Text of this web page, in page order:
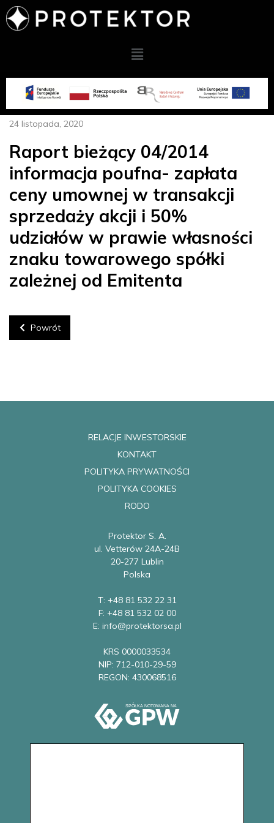
Powrót
24 listopada, 2020
Raport bieżący 04/2014
informacja poufna- zapłata
ceny umownej w transakcji
sprzedaży akcji i 50%
udziałów w prawie własności
znaku towarowego spółki
zależnej od Emitenta
RELACJE INWESTORSKIE
KONTAKT
POLITYKA PRYWATNOŚCI
POLITYKA COOKIES
RODO
Protektor S. A.
ul. Vetterów 24A-24B
20-277 Lublin
Polska
T: +48 81 532 22 31
F: +48 81 532 02 00
E: info@protektorsa.pl
KRS 0000033534
NIP: 712-010-29-59
REGON: 430068516